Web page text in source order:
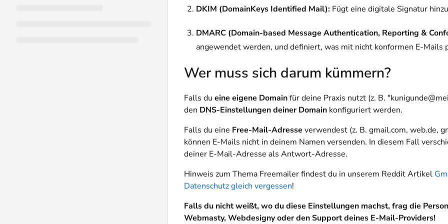
DKIM (DomainKeys Identified Mail): Fügt eine digitale Signatur
DMARC (Domain-based Message Authentication, Reporting &
angewendet werden, und definiert, was mit nicht konformen E-Mails
Wer muss sich darum kümmern?
Falls du eine eigene Domainfür deine Praxis nutzt (z. B.
den DNS-Einstellungen deiner Domain konfiguriert werden.
Falls du eine Free-Mail-Adresse verwendest (z. B. gmail.com, web.de,
können E-Mails nicht in deinem Namen versenden. In diesem Fall
deiner E-Mail-Adresse als Antwort-Adresse.
Hinweis zum Thema Freemailer findest du in unserem Reddit Artikel
Datenschutz gleich vergessen!
Falls du nicht weißt, wo du diese Einstellungen machst, frag die
Webmasty, Webdesigny oder den Support deines E-Mail-Providers!